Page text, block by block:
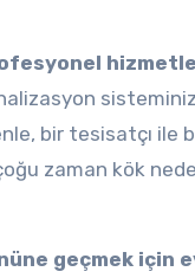
bir tesisatçı ile
zaman kök
geçmek